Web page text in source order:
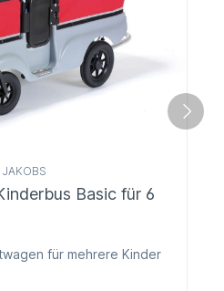
JAKOBS
Basic für 6
für mehrere Kinder